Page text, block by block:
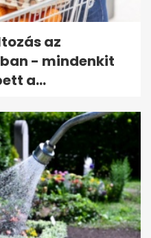
az
- mindenkit
a...